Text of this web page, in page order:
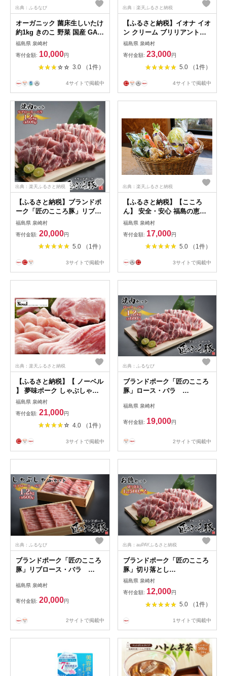
出典：ふるなび
オーガニック 菌床生しいたけ
約1kg きのこ 野菜 国産 GAP
認証 有機JAS認定 食物繊維
ビタミン ミネラル
福島県 泉崎村
寄付金額: 10,000円
3.0 （1件）
4サイトで掲載中
出典：楽天ふるさと納税
【ふるさと納税】イオナ イオ
ン クリーム ブリリアント
（医薬部外品） 美容グッズ
スキンケア
福島県 泉崎村
寄付金額: 23,000円
5.0 （1件）
4サイトで掲載中
出典：楽天ふるさと納税
【ふるさと納税】ブランドポ
ーク「匠のこころ豚」リブロ
ース・バラ 1.2kg（各
600g）焼肉セット【◎安全・
安心 JGAP・農場HACCP認
証取得】 お肉 豚肉 バーベキ
福島県 泉崎村
寄付金額: 20,000円
5.0 （1件）
3サイトで掲載中
出典：楽天ふるさと納税
【ふるさと納税】【こころ
ん】 安全・安心 福島の恵み
『季節の野菜詰合せ』 セット
朝採れ 福島県産 新鮮
福島県 泉崎村
寄付金額: 17,000円
5.0 （1件）
3サイトで掲載中
出典：楽天ふるさと納税
【ふるさと納税】【 ノーベル
】 夢味ポーク しゃぶしゃぶ
セット お肉 牛肉 ロース 豚肉
バラ 牛肉/しゃぶしゃぶ
福島県 泉崎村
寄付金額: 21,000円
4.0 （1件）
3サイトで掲載中
出典：ふるなび
ブランドポーク「匠のこころ
豚」ロース・バラ
【◎安全・安心 JGAP・農
場HACCP認証取得】 お肉 豚
肉 バーベキュー
福島県 泉崎村
寄付金額: 19,000円
2サイトで掲載中
出典：ふるなび
ブランドポーク「匠のこころ
豚」リブロース・バラ
ぶセット【◎安全・安心
JGAP・農場HACCP認証取
得】 お肉 豚肉 薄切り
福島県 泉崎村
寄付金額: 20,000円
2サイトで掲載中
出典：auPAYふるさと納税
ブランドポーク「匠のこころ
豚」切り落とし
1kg（500g×2）ふるさと納税
限定セット【◎安全・安心
JGAP・農場HACCP認証取
得】 [№5734-0094]
福島県 泉崎村
寄付金額: 12,000円
5.0 （1件）
1サイトで掲載中